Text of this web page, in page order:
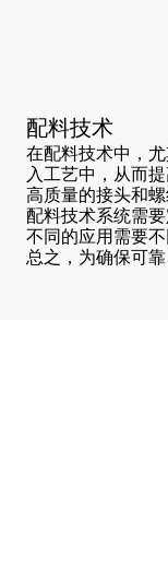
配料技术
在配料技术中，
入工艺中，从而
高质量的接头和
配料技术系统需
不同的应用需要
总之，为确保可